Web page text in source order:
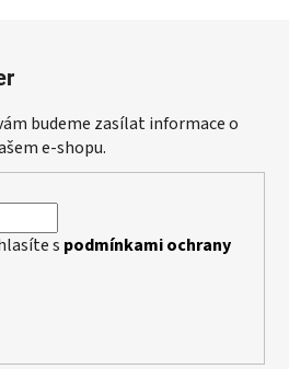
v
k
v
ý
p
budeme zasílat informace o
e-shopu.
s podmínkami ochrany